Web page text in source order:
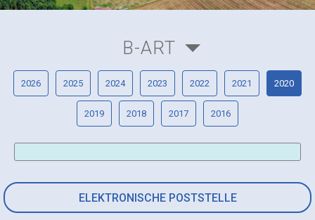
ELEKTRONISCHE POSTSTELLE
B-ART
2026 2025 2024 2023 2022 2021 2020
2019 2018 2017 2016